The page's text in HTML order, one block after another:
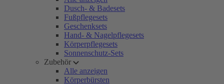
Dusch- & Badesets
Fußpflegesets
Geschenksets
Hand- & Nagelpflegesets
Körperpflegesets
Sonnenschutz-Sets
Zubehör
Alle anzeigen
Körperbürsten